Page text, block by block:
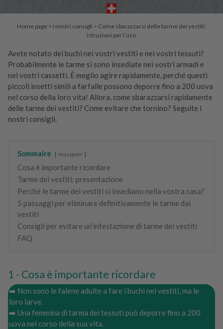
Home page > I nostri consigli > Come sbarazzarsi delle tarme dei vestiti:
istruzioni per l’uso
Avete notato dei buchi nei vostri vestiti e nei vostri tessuti?
Probabilmente le tarme si sono insediate nei vostri armadi e
nei vostri cassetti. È meglio agire rapidamente, perché questi
piccoli insetti simili a farfalle possono deporre fino a 200 uova
nel corso della loro vita! Allora, come sbarazzarsi rapidamente
delle tarme dei vestiti? Come evitare che tornino? Seguite i
nostri consigli.
Sommaire masquer
Cosa è importante ricordare
Tarme dei vestiti: presentazione
Perché le tarme dei vestiti si insediano nella vostra casa?
5 passaggi per eliminare definitivamente le tarme dai
vestiti
Consigli per evitare un’infestazione di tarme dei vestiti
FAQ
Cosa è importante ricordare
➡️ Non sono le falene adulte a fare i buchi nei vestiti, ma le
loro larve.
➡️ Una femmina di tarma dei tessuti può deporre fino a 200
uova nel corso della sua vita.